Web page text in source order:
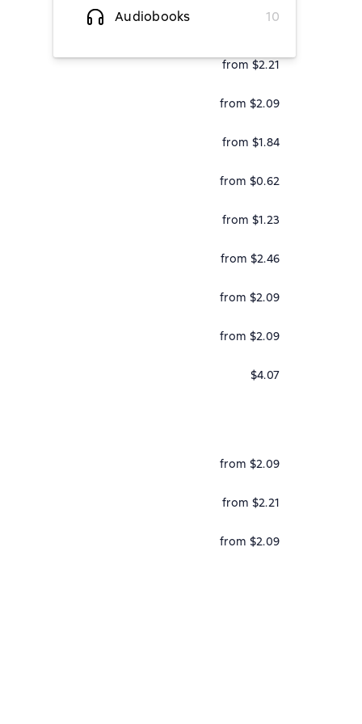
Audiobooks
10
from $2.21
from $2.21
from $2.09
from $1.84
from $0.62
from $1.23
from $2.46
from $2.09
from $2.09
$4.07
from $2.09
from $2.21
from $2.09